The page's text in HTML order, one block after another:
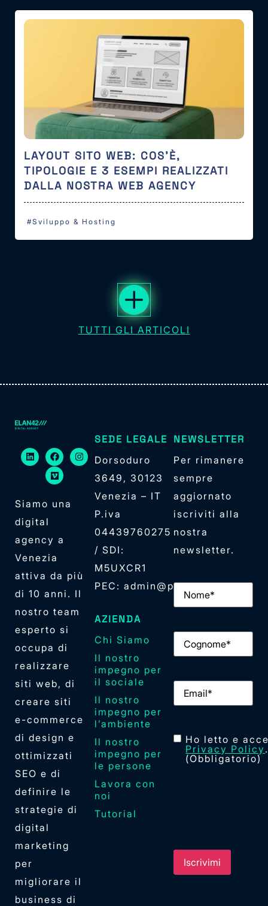
LAYOUT SITO WEB: COS’È,
TIPOLOGIE E 3 ESEMPI REALIZZATI
DALLA NOSTRA WEB AGENCY
#Sviluppo & Hosting
TUTTI GLI ARTICOLI
Siamo una
digital
agency a
Venezia
attiva da più
di 10 anni. Il
nostro team
esperto si
occupa di
realizzare
siti web, di
creare siti
e-commerce
di design e
ottimizzati
SEO e di
definire le
strategie di
digital
marketing
per
migliorare il
business di
SEDE LEGALE
Dorsoduro
3649, 30123
Venezia – IT
P.iva
04439760275
/ SDI:
M5UXCR1
PEC: admin@pec.elan42.com
AZIENDA
Chi Siamo
Il nostro
impegno per
il sociale
Il nostro
impegno per
l’ambiente
Il nostro
impegno per
le persone
Lavora con
noi
Tutorial
NEWSLETTER
Per rimanere
sempre
aggiornato
iscriviti alla
nostra
newsletter.
Nome
Cognome
Email
Consenso
Ho letto e
Privacy Policy
(Obbligatorio)